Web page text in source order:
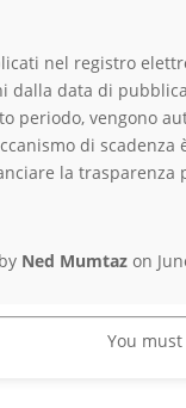
nel registro
dalla data di
periodo, vengono
di scadenza
la
Ned Mumtaz on
You